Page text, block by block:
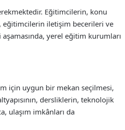
Eğitimcilerin, konu
eğitimcilerin iletişim becerileri ve
yerel eğitim kurumları
için uygun bir mekan seçilmesi,
dersliklerin, teknolojik
ulaşım imkânları da